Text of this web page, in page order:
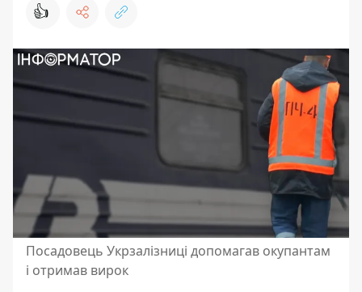
👍
Посадовець Укрзалізниці допомагав окупантам
і отримав вирок